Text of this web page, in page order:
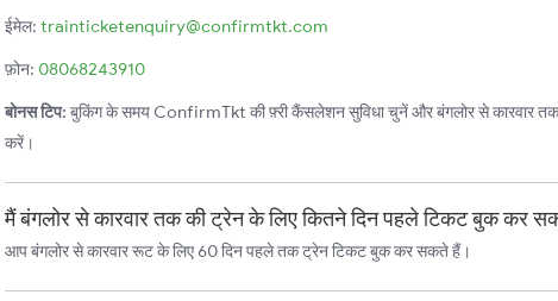
ईमेल: trainticketenquiry@confirmtkt.com
फ़ोन: 08068243910
बोनस टिप: बुकिंग के समय ConfirmTkt की फ़्री कैंसलेशन सुविधा चुनें और बंगलोर से कारवार तक
करें।
मैं बंगलोर से कारवार तक की ट्रेन के लिए कितने दिन पहले टिकट बुक कर
आप बंगलोर से कारवार रूट के लिए 60 दिन पहले तक ट्रेन टिकट बुक कर सकते हैं।